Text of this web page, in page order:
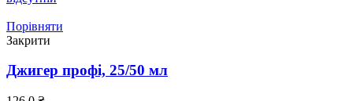
Порівняти
Закрити
Джигер профі, 25/50 мл